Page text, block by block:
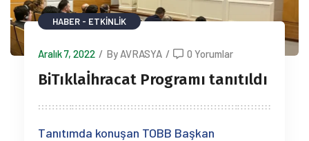
HABER - ETKINLIK
Aralık 7, 2022 / By AVRASYA / 0 Yorumlar
BiTıklaİhracat Programı tanıtıldı
Tanıtımda konuşan TOBB Başkan